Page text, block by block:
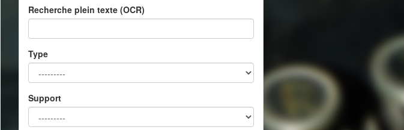
Recherche plein texte (OCR)
Type
Support